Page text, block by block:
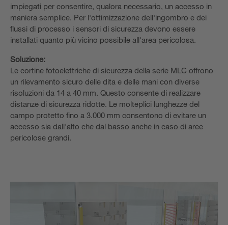
impiegati per consentire, qualora necessario, un accesso in
maniera semplice. Per l'ottimizzazione dell'ingombro e dei
flussi di processo i sensori di sicurezza devono essere
installati quanto più vicino possibile all'area pericolosa.
Soluzione:
Le cortine fotoelettriche di sicurezza della serie MLC offrono
un rilevamento sicuro delle dita e delle mani con diverse
risoluzioni da 14 a 40 mm. Questo consente di realizzare
distanze di sicurezza ridotte. Le molteplici lunghezze del
campo protetto fino a 3.000 mm consentono di evitare un
accesso sia dall'alto che dal basso anche in caso di aree
pericolose grandi.